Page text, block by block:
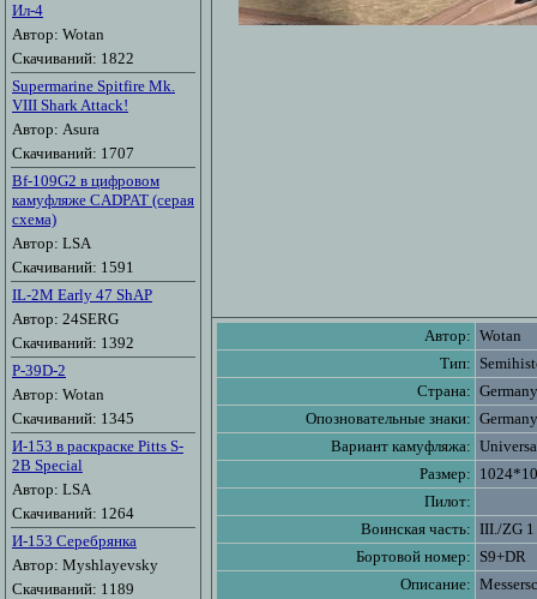
Ил-4
Автор: Wotan
Скачиваний: 1822
Supermarine Spitfire Mk.
VIII Shark Attack!
Автор: Asura
Скачиваний: 1707
Bf-109G2 в цифровом
камуфляже CADPAT (серая
схема)
Автор: LSA
Скачиваний: 1591
IL-2M Early 47 ShAP
Автор: 24SERG
Скачиваний: 1392
P-39D-2
Автор: Wotan
Скачиваний: 1345
И-153 в раскраске Pitts S-
2B Special
Автор: LSA
Скачиваний: 1264
И-153 Серебрянка
Автор: Myshlayevsky
Скачиваний: 1189
Автор: Wotan
Тип:
Страна: Germany
Опозновательные знаки: Germany
Вариант камуфляжа:
Размер:
Пилот:
Воинская часть: III./ZG 1
Бортовой номер: S9+DR
Описание: